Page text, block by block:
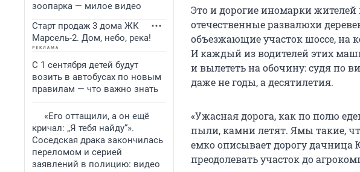
зоопарка — милое видео
Старт продаж 3 дома ЖК
Марсель-2. Дом, небо, река!
С 1 сентября детей будут
возить в автобусах по новым
правилам — что важно знать
«Его оттащили, а он ещё
кричал: „Я тебя найду“».
Соседская драка закончилась
переломом и серией
заявлений в полицию: видео
Это и дорогие иномарки
отечественные развалюхи
объезжающие участок шоссе, на
И каждый из водителей этих
и вылететь на обочину: судя по
даже не годы, а десятилетия.
«Ужасная дорога, как по полю
пыли, камни летят. Ямы такие,
емко описывает дорогу
преодолевать участок до